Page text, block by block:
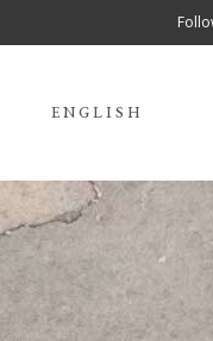
ENGLISH